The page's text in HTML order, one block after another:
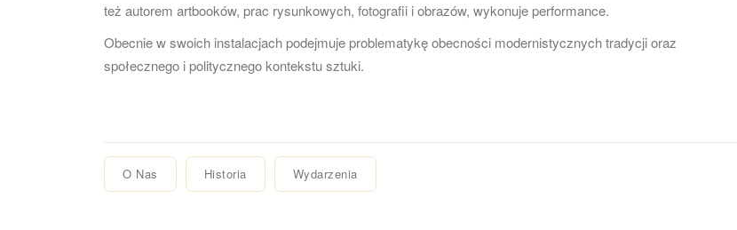
też autorem artbooków, prac rysunkowych, fotografii i obrazów, wykonuje performance.
Obecnie w swoich instalacjach podejmuje problematykę obecności modernistycznych tradycji oraz
społecznego i politycznego kontekstu sztuki.
O Nas Historia Wydarzenia